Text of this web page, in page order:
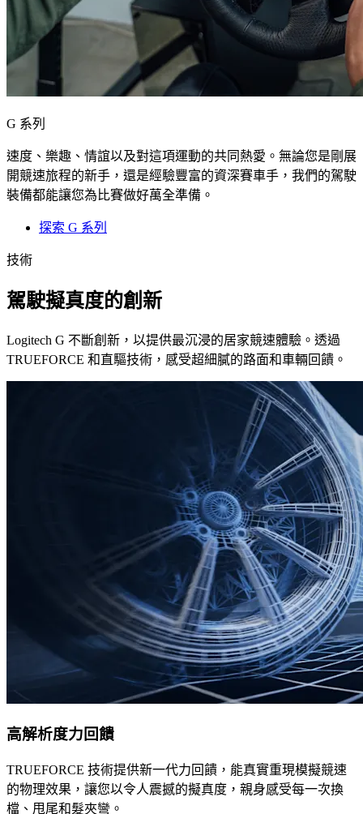
G 系列
速度、樂趣、情誼以及對這項運動的共同熱愛。無論您是剛展
開競速旅程的新手，還是經驗豐富的資深賽車手，我們的駕駛
裝備都能讓您為比賽做好萬全準備。
探索 G 系列
技術
駕駛擬真度的創新
Logitech G 不斷創新，以提供最沉浸的居家競速體驗。透過
TRUEFORCE 和直驅技術，感受超細膩的路面和車輛回饋。
高解析度力回饋
TRUEFORCE 技術提供新一代力回饋，能真實重現模擬競速
的物理效果，讓您以令人震撼的擬真度，親身感受每一次換
檔、甩尾和髮夾彎。